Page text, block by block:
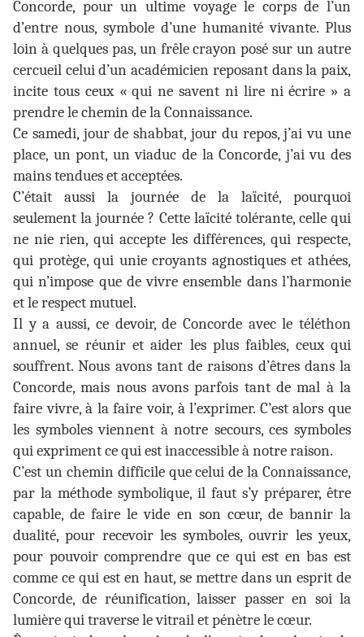
Concorde, pour un ultime voyage le corps de l’un
d’entre nous, symbole d’une humanité vivante. Plus
loin à quelques pas, un frêle crayon posé sur un autre
cercueil celui d’un académicien reposant dans la paix,
incite tous ceux « qui ne savent ni lire ni écrire » a
prendre le chemin de la Connaissance.
Ce samedi, jour de shabbat, jour du repos, j’ai vu une
place, un pont, un viaduc de la Concorde, j’ai vu des
mains tendues et acceptées.
C’était aussi la journée de la laïcité, pourquoi
seulement la journée ? Cette laïcité tolérante, celle qui
ne nie rien, qui accepte les différences, qui respecte,
qui protège, qui unie croyants agnostiques et athées,
qui n’impose que de vivre ensemble dans l’harmonie
et le respect mutuel.
Il y a aussi, ce devoir, de Concorde avec le téléthon
annuel, se réunir et aider les plus faibles, ceux qui
souffrent. Nous avons tant de raisons d’êtres dans la
Concorde, mais nous avons parfois tant de mal à la
faire vivre, à la faire voir, à l’exprimer. C’est alors que
les symboles viennent à notre secours, ces symboles
qui expriment ce qui est inaccessible à notre raison.
C’est un chemin difficile que celui de la Connaissance,
par la méthode symbolique, il faut s’y préparer, être
capable, de faire le vide en son cœur, de bannir la
dualité, pour recevoir les symboles, ouvrir les yeux,
pour pouvoir comprendre que ce qui est en bas est
comme ce qui est en haut, se mettre dans un esprit de
Concorde, de réunification, laisser passer en soi la
lumière qui traverse le vitrail et pénètre le cœur.